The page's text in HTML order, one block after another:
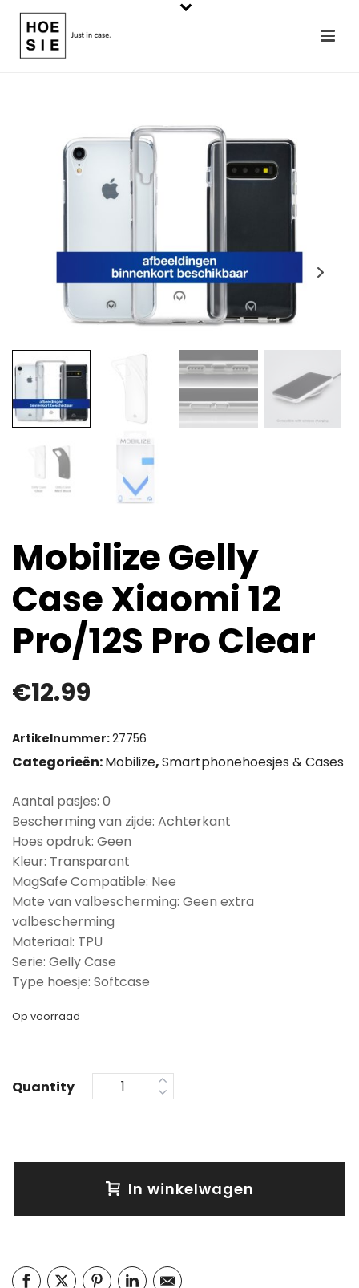
Mobilize Gelly
Case Xiaomi 12
Pro/12S Pro Clear
€12.99
Artikelnummer:27756
Categorieën:Mobilize,Smartphonehoesjes & Cases
Aantal pasjes: 0
Bescherming van zijde: Achterkant
Hoes opdruk: Geen
Kleur: Transparant
MagSafe Compatible: Nee
Mate van valbescherming: Geen extra
valbescherming
Materiaal: TPU
Serie: Gelly Case
Type hoesje: Softcase
Op voorraad
Quantity
In winkelwagen